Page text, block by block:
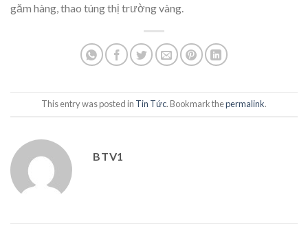
găm hàng, thao túng thị trường vàng.
This entry was posted in Tin Tức. Bookmark thepermalink.
BTV1